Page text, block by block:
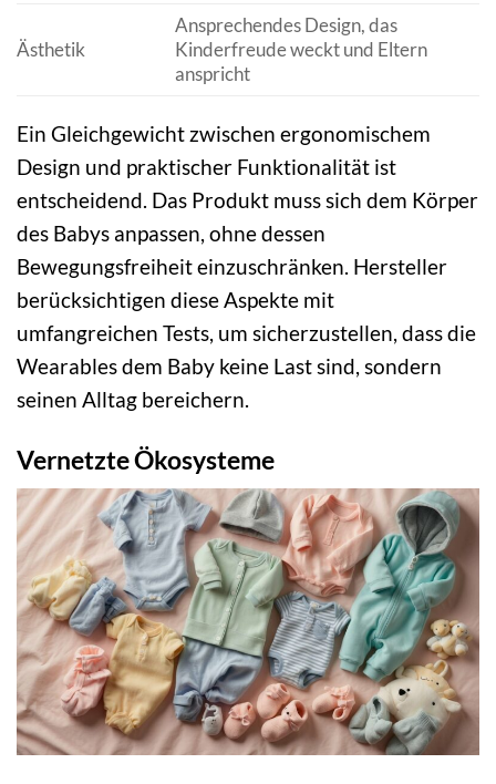
Ästhetik
Ansprechendes Design, das
Kinderfreude weckt und Eltern
anspricht
Ein Gleichgewicht zwischen ergonomischem
Design und praktischer Funktionalität ist
entscheidend. Das Produkt muss sich dem Körper
des Babys anpassen, ohne dessen
Bewegungsfreiheit einzuschränken. Hersteller
berücksichtigen diese Aspekte mit
umfangreichen Tests, um sicherzustellen, dass die
Wearables dem Baby keine Last sind, sondern
seinen Alltag bereichern.
Vernetzte Ökosysteme